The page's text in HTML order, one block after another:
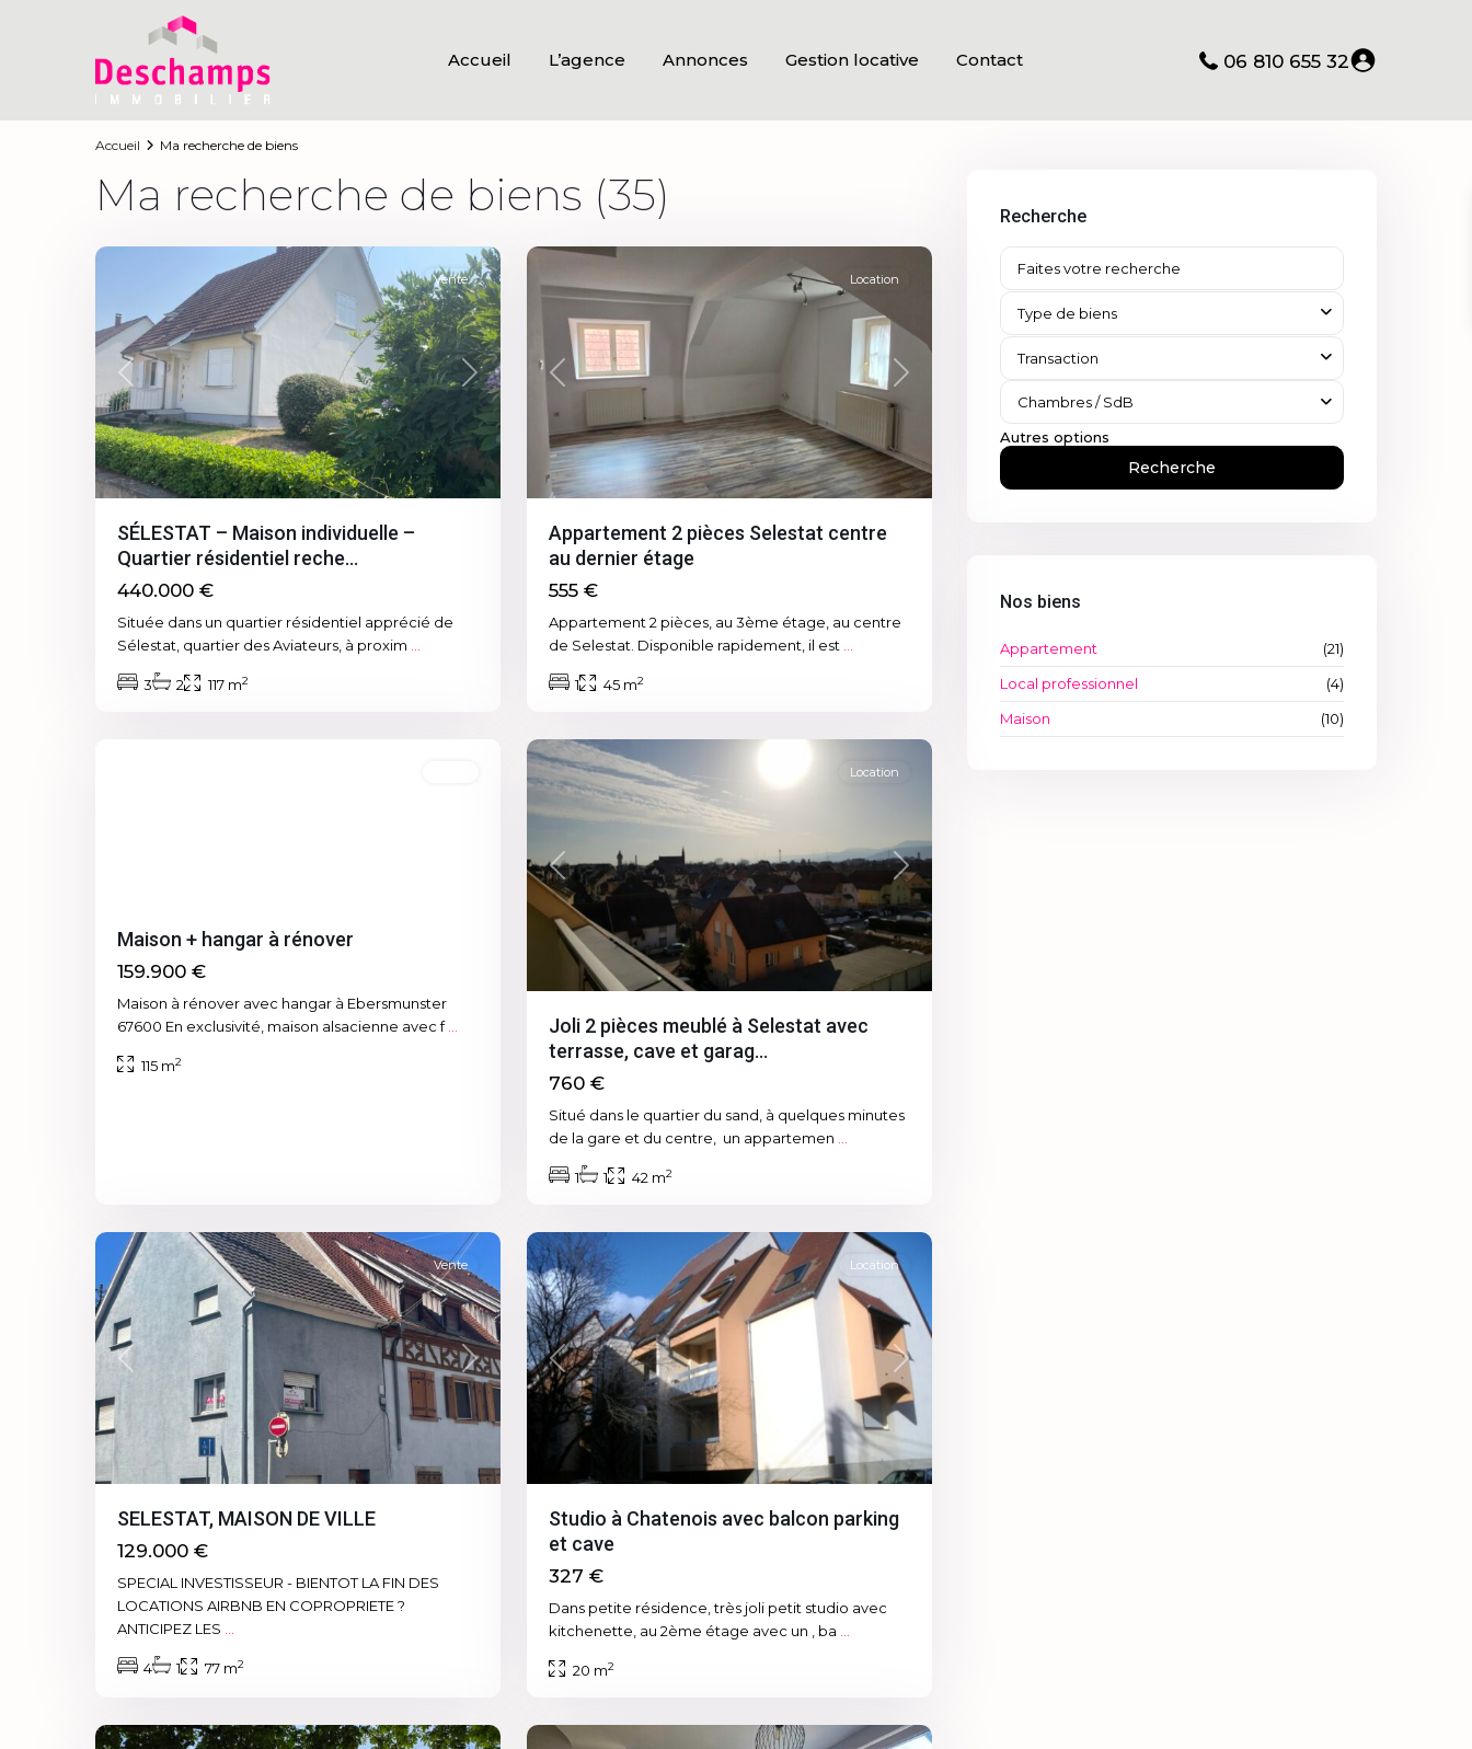
Accueil L’agence Annonces Gestion locative Contact 06 810 655 32
Accueil Ma recherche de biens
Ma recherche de biens (35)
Previous Next
Vente
SÉLESTAT – Maison individuelle –
Quartier résidentiel reche...
440.000 €
Située dans un quartier résidentiel apprécié de
Sélestat, quartier des Aviateurs, à proxim
3 2 117 m2
Centre ,
Previous Next
Location
Appartement 2 pièces Selestat centre
au dernier étage
555 €
Appartement 2 pièces, au 3ème étage, au centre
de Selestat. Disponible rapidement, il est
1 45 m2
Maison + hangar à rénover
159.900 €
Maison à rénover avec hangar à Ebersmunster
67600 En exclusivité, maison alsacienne avec f
115 m2
Previous Next
Location
Joli 2 pièces meublé à Selestat avec
terrasse, cave et garag...
760 €
Situé dans le quartier du sand, à quelques minutes
de la gare et du centre, un appartemen
1 1 42 m2
Previous Next
Vente
SELESTAT, MAISON DE VILLE
129.000 €
SPECIAL INVESTISSEUR - BIENTOT LA FIN DES
LOCATIONS AIRBNB EN COPROPRIETE ?
ANTICIPEZ LES
4 1 77 m2
Previous Next
Location
Studio à Chatenois avec balcon parking
et cave
327 €
Dans petite résidence, très joli petit studio avec
kitchenette, au 2ème étage avec un , ba
20 m2
Recherche
Type de biens
Transaction
Chambres / SdB
Autres options
Recherche
Nos biens
Appartement
(21)
Local professionnel
(4)
Maison
(10)